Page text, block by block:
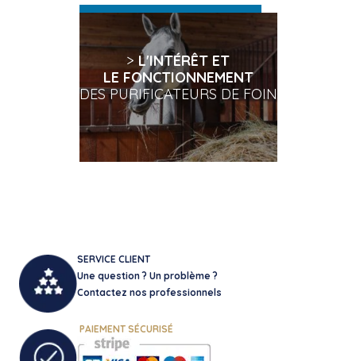
> L'INTÉRÊT ET
LE FONCTIONNEMENT
DES PURIFICATEURS DE FOIN
SERVICE CLIENT
Une question ? Un problème ?
Contactez nos professionnels
PAIEMENT SÉCURISÉ